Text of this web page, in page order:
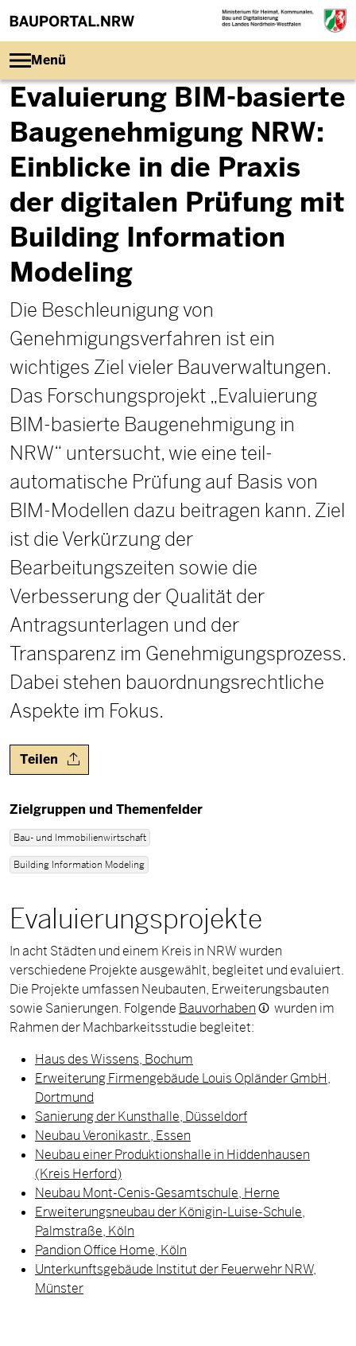
Menü
Evaluierung BIM-basierte
Baugenehmigung NRW:
Einblicke in die Praxis
der digitalen Prüfung mit
Building Information
Modeling
Die Beschleunigung von
Genehmigungsverfahren ist ein
wichtiges Ziel vieler Bauverwaltungen.
Das Forschungsprojekt „Evaluierung
BIM-basierte Baugenehmigung in
NRW“ untersucht, wie eine teil-
automatische Prüfung auf Basis von
BIM-Modellen dazu beitragen kann. Ziel
ist die Verkürzung der
Bearbeitungszeiten sowie die
Verbesserung der Qualität der
Antragsunterlagen und der
Transparenz im Genehmigungsprozess.
Dabei stehen bauordnungsrechtliche
Aspekte im Fokus.
Teilen
Zielgruppen und Themenfelder
Bau- und Immobilienwirtschaft
Building Information Modeling
Evaluierungsprojekte
In acht Städten und einem Kreis in NRW wurden
verschiedene Projekte ausgewählt, begleitet und evaluiert.
Die Projekte umfassen Neubauten, Erweiterungsbauten
sowie Sanierungen. Folgende Bauvorhaben
wurden im
Rahmen der Machbarkeitsstudie begleitet:
Haus des Wissens, Bochum
Erweiterung Firmengebäude Louis Opländer GmbH,
Dortmund
Sanierung der Kunsthalle, Düsseldorf
Neubau Veronikastr., Essen
Neubau einer Produktionshalle in Hiddenhausen
(Kreis Herford)
Neubau Mont-Cenis-Gesamtschule, Herne
Erweiterungsneubau der Königin-Luise-Schule,
Palmstraße, Köln
Pandion Office Home, Köln
Unterkunftsgebäude Institut der Feuerwehr NRW,
Münster